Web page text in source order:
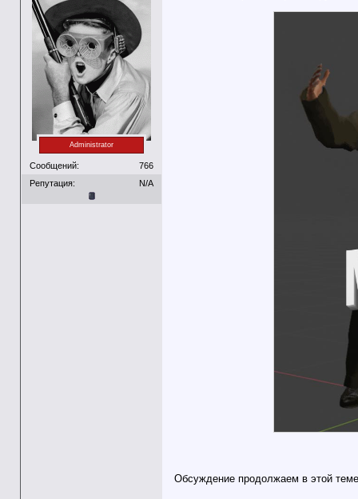
Administrator
Сообщений:
766
Репутация:
N/A
Обсуждение продолжаем в этой